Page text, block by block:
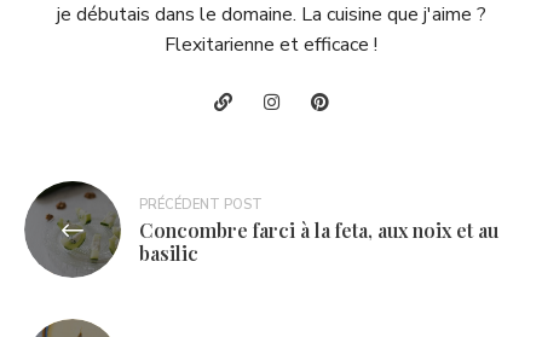
je débutais dans le domaine. La cuisine que j'aime ?
Flexitarienne et efficace !
Navigation
de
l’article
PRÉCÉDENT POST
Concombre farci à la feta, aux noix et au
basilic